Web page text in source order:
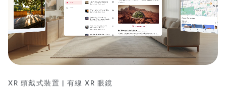
XR 頭戴式裝置 | 有線 XR 眼鏡